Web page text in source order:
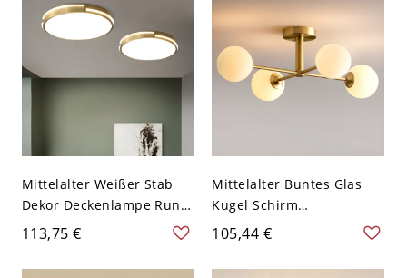
Mittelalter Weißer Stab
Dekor Deckenlampe Rund
Goldener Schirm
Einfachheit LED 1-Licht
Deckenleuchte - Golden
113,75 €
Mittelalter Buntes Glas
Kugel Schirm
Halbdeckenlampe Kreuz
Goldener Metallstange
Deckenleuchte - 4 110V-
105,44 €